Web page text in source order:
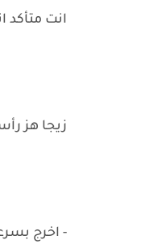
انت متأكد
زيجا هز
- اخرج